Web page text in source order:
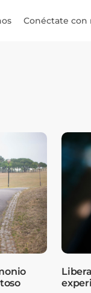
Conéctate con